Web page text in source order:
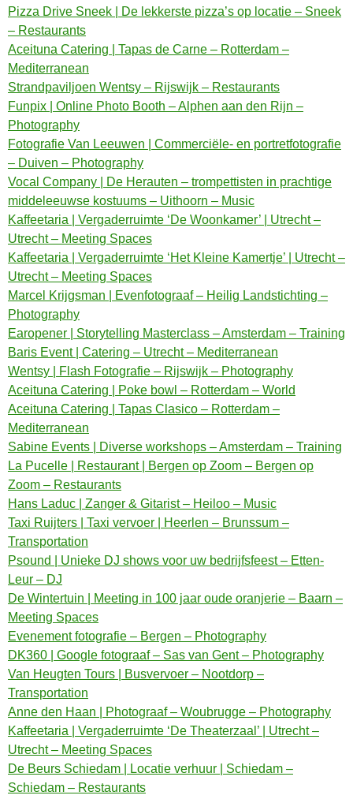
Pizza Drive Sneek | De lekkerste pizza’s op locatie – Sneek
– Restaurants
Aceituna Catering | Tapas de Carne – Rotterdam –
Mediterranean
Strandpaviljoen Wentsy – Rijswijk – Restaurants
Funpix | Online Photo Booth – Alphen aan den Rijn –
Photography
Fotografie Van Leeuwen | Commerciële- en portretfotografie
– Duiven – Photography
Vocal Company | De Herauten – trompettisten in prachtige
middeleeuwse kostuums – Uithoorn – Music
Kaffeetaria | Vergaderruimte ‘De Woonkamer’ | Utrecht –
Utrecht – Meeting Spaces
Kaffeetaria | Vergaderruimte ‘Het Kleine Kamertje’ | Utrecht –
Utrecht – Meeting Spaces
Marcel Krijgsman | Evenfotograaf – Heilig Landstichting –
Photography
Earopener | Storytelling Masterclass – Amsterdam – Training
Baris Event | Catering – Utrecht – Mediterranean
Wentsy | Flash Fotografie – Rijswijk – Photography
Aceituna Catering | Poke bowl – Rotterdam – World
Aceituna Catering | Tapas Clasico – Rotterdam –
Mediterranean
Sabine Events | Diverse workshops – Amsterdam – Training
La Pucelle | Restaurant | Bergen op Zoom – Bergen op
Zoom – Restaurants
Hans Laduc | Zanger & Gitarist – Heiloo – Music
Taxi Ruijters | Taxi vervoer | Heerlen – Brunssum –
Transportation
Psound | Unieke DJ shows voor uw bedrijfsfeest – Etten-
Leur – DJ
De Wintertuin | Meeting in 100 jaar oude oranjerie – Baarn –
Meeting Spaces
Evenement fotografie – Bergen – Photography
DK360 | Google fotograaf – Sas van Gent – Photography
Van Heugten Tours | Busvervoer – Nootdorp –
Transportation
Anne den Haan | Photograaf – Woubrugge – Photography
Kaffeetaria | Vergaderruimte ‘De Theaterzaal’ | Utrecht –
Utrecht – Meeting Spaces
De Beurs Schiedam | Locatie verhuur | Schiedam –
Schiedam – Restaurants